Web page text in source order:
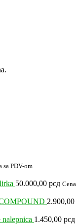
sa PDV-om
50.000,00 рсд
2.900,00
1.450,00 рсд